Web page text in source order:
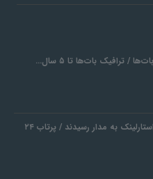
/ ترافیک بات‌ها تا ۵ سال…
ماهواره‌های جدید استارلینک به مدار رسیدند / پرتاب ۲۴